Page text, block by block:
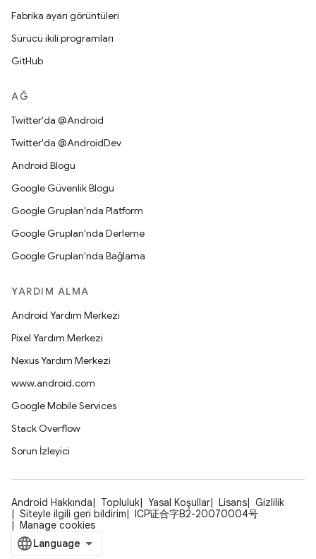
Fabrika ayarı görüntüleri
Sürücü ikili programları
GitHub
AĞ
Twitter'da @Android
Twitter'da @AndroidDev
Android Blogu
Google Güvenlik Blogu
Google Grupları'nda Platform
Google Grupları'nda Derleme
Google Grupları'nda Bağlama
YARDIM ALMA
Android Yardım Merkezi
Pixel Yardım Merkezi
Nexus Yardım Merkezi
www.android.com
Google Mobile Services
Stack Overflow
Sorun İzleyici
Android Hakkında Topluluk Yasal Koşullar Lisans
Gizlilik
Siteyle ilgili geri bildirim
ICP证合字B2-20070004号
Manage cookies